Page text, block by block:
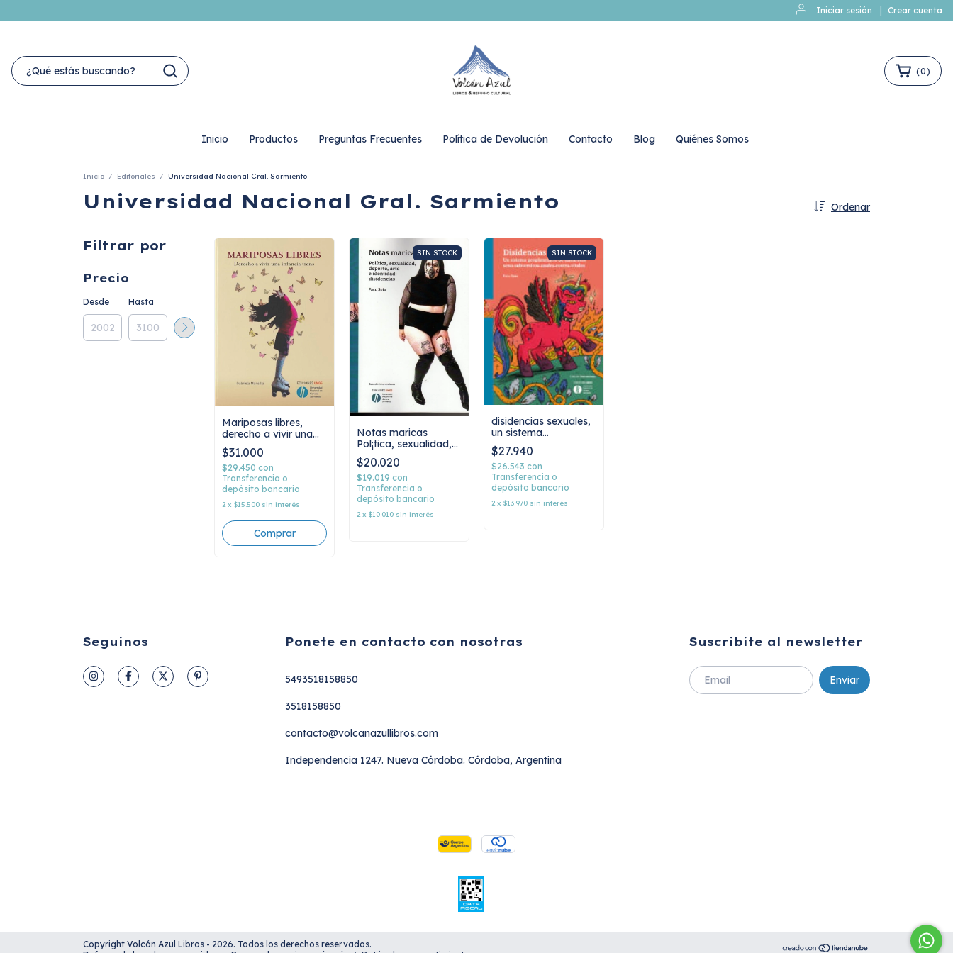
Iniciar sesión Crear cuenta
(0)
Inicio Productos Preguntas Frecuentes Política de Devolución Contacto Blog Quiénes Somos
Inicio / Editoriales / Universidad Nacional Gral. Sarmiento
Universidad Nacional Gral. Sarmiento Ordenar
Filtrar por
Precio
Desde Hasta
Mariposas libres,
derecho a vivir una
infancia trans,
Gabriela Mansilla
$31.000
$29.450 con
Transferencia o
depósito bancario
2 x $15.500 sin interés
SIN STOCK
Notas maricas
Pol¡tica, sexualidad,
deporte, arte e
identidad: disidencias,
Facu Soto
$20.020
$19.019 con
Transferencia o
depósito bancario
2 x $10.010 sin interés
SIN STOCK
disidencias sexuales,
un sistema
geoplanetario de
disturbios sexo-
subversivos-anales-
contra-vitales, facu
saxe
$27.940
$26.543 con
Transferencia o
depósito bancario
2 x $13.970 sin interés
Seguinos Ponete en contacto con nosotras
5493518158850
3518158850
contacto@volcanazullibros.com
Independencia 1247. Nueva Córdoba. Córdoba, Argentina
Suscribite al newsletter
Copyright Volcán Azul Libros - 2026. Todos los derechos reservados.